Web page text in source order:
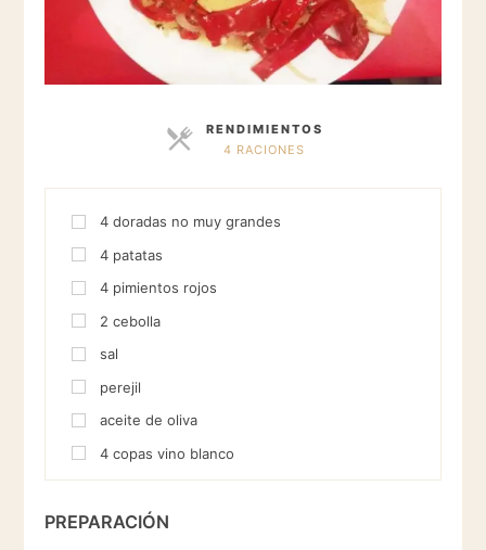
RENDIMIENTOS
4 RACIONES
4 doradas no muy grandes
4 patatas
4 pimientos rojos
2 cebolla
sal
perejil
aceite de oliva
4 copas vino blanco
PREPARACIÓN